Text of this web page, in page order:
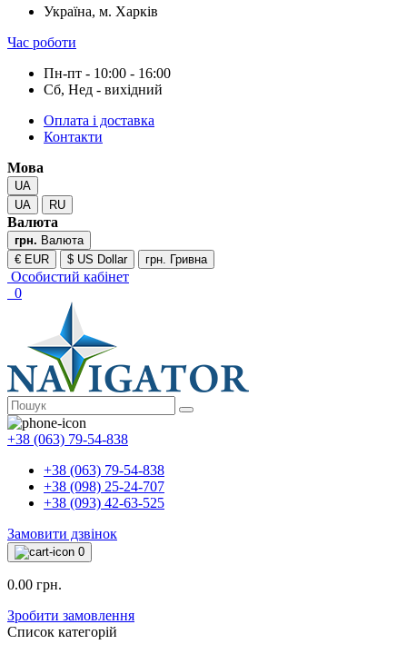
Україна, м. Харків
Час роботи
Пн-пт - 10:00 - 16:00
Сб, Нед - вихідний
Оплата і доставка
Контакти
Мова
UA
UA
RU
Валюта
грн. Валюта
€ EUR
$ US Dollar грн. Гривна
Особистий кабінет
0
+38 (063) 79-54-838
+38 (063) 79-54-838
+38 (098) 25-24-707
+38 (093) 42-63-525
Замовити дзвінок
0
0.00 грн.
Зробити замовлення
Список категорій